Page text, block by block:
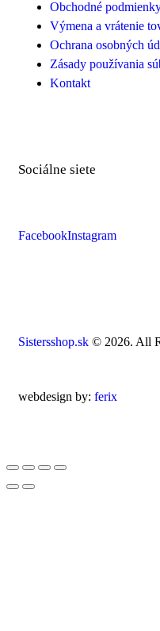
Obchodné
Výmena a vrátenie
Ochrana osobných
Zásady používania
Kontakt
Sociálne siete
FacebookInstagram
Sistersshop.sk © 2026. All
webdesign by: ferix